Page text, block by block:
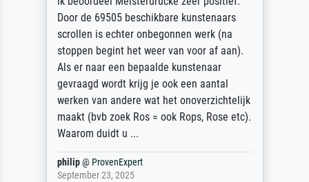
getrübt, dass das Bild entgegen einer
angegebenen Lieferanschrift (sollte eine
Überraschung für die normannische
Ehefrau sein zum Hochzeits- gleichzeitig
auch Geburtstag sein) doch nach zu Hause
zugestellt wurde.
Jürgen@
April 22, 2026